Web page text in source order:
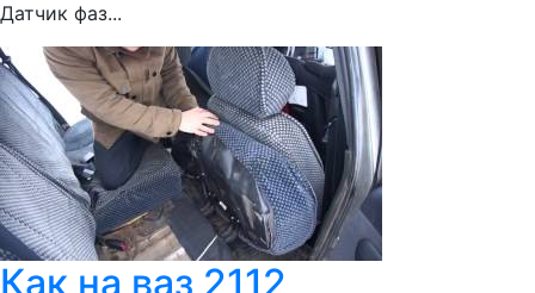
Датчик фаз...
Как на ваз 2112